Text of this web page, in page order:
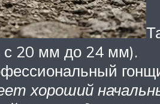
с 20 мм до 24 мм).
хороший